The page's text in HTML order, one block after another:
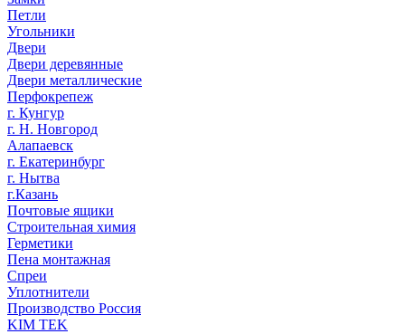
Петли
Угольники
Двери
Двери деревянные
Двери металлические
Перфокрепеж
г. Кунгур
г. Н. Новгород
Алапаевск
г. Екатеринбург
г. Нытва
г.Казань
Почтовые ящики
Строительная химия
Герметики
Пена монтажная
Спреи
Уплотнители
Производство Россия
KIM TEK